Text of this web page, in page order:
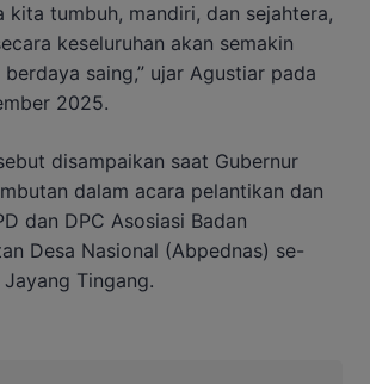
kita tumbuh, mandiri, dan sejahtera,
keseluruhan akan semakin
saing,” ujar Agustiar pada
2025.
disampaikan saat Gubernur
dalam acara pelantikan dan
dan DPC Asosiasi Badan
Desa Nasional (Abpednas) se-
Tingang.